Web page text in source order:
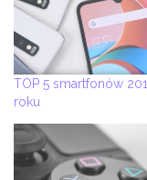
TOP 5 smartfonów
roku